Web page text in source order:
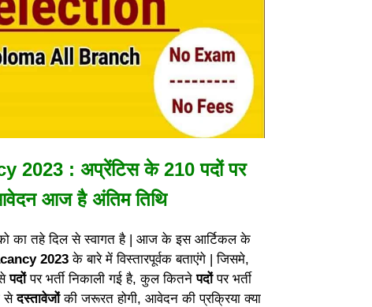
: अप्रेंटिस के 210 पदों पर
आज है अंतिम तिथि
का तहे दिल से स्वागत है | आज के इस आर्टिकल के
2023 के बारे में विस्तारपूर्वक बताएंगे | जिसमे,
सेपदोंपर भर्ती निकाली गई है, कुल कितनेपदोंपर भर्ती
सेदस्तावेजोंकी जरूरत होगी, आवेदन की प्रक्रिया क्या